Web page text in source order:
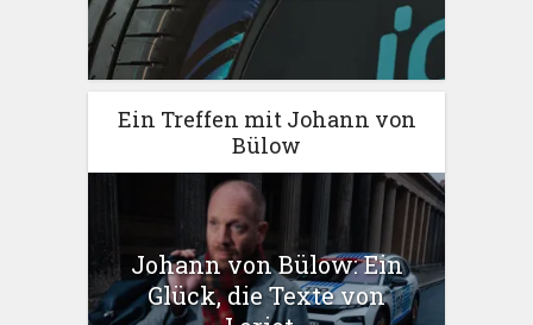
Ein Treffen mit Johann von
Bülow
Johann von Bülow: Ein
Glück, die Texte von